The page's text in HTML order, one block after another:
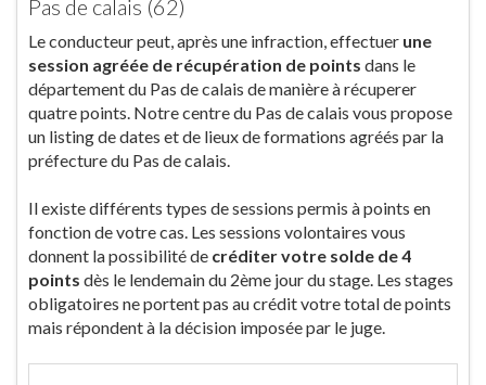
Pas de calais (62)
Le conducteur peut, après une infraction, effectuer une
session agréée de récupération de points dans le
département du Pas de calais de manière à récuperer
quatre points. Notre centre du Pas de calais vous propose
un listing de dates et de lieux de formations agréés par la
préfecture du Pas de calais.
Il existe différents types de sessions permis à points en
fonction de votre cas. Les sessions volontaires vous
donnent la possibilité de créditer votre solde de 4
points dès le lendemain du 2ème jour du stage. Les stages
obligatoires ne portent pas au crédit votre total de points
mais répondent à la décision imposée par le juge.